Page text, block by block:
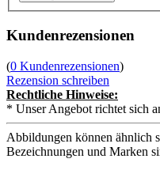
Kundenrezensionen
(0 Kundenrezensionen)
Rezension schreiben
Rechtliche Hinweise:
* Unser Angebot richtet sich
Abbildungen können ähnlich
Bezeichnungen und Marken